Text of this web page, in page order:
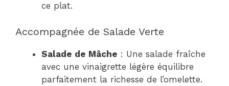
ce plat.
Accompagnée de Salade Verte
Salade de Mâche : Une salade fraîche
avec une vinaigrette légère équilibre
parfaitement la richesse de l’omelette.